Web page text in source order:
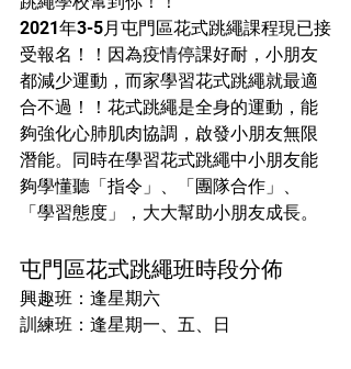
2021年3-5月屯門區花式跳繩課程現已接
受報名！！因為疫情停課好耐，小朋友
都減少運動，而家學習花式跳繩就最適
合不過！！花式跳繩是全身的運動，能
夠強化心肺肌肉協調，啟發小朋友無限
潛能。同時在學習花式跳繩中小朋友能
夠學懂聽「指令」、「團隊合作」、
「學習態度」，大大幫助小朋友成長。
屯門區花式跳繩班時段分佈
興趣班：逢星期六
訓練班：逢星期一、五、日